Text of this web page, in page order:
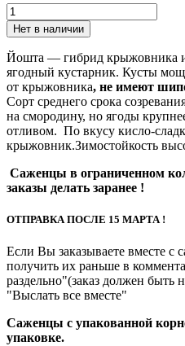
Нет в наличии
Йошта — гибрид крыжовника
ягодный кустарник. Кусты
от крыжовника, не имеют
Сорт среднего срока
на смородину, но ягоды
отливом. По вкусу кисло-
крыжовник.Зимостойкость
Саженцы в ограниченном
заказы делать заранее !
ОТПРАВКА ПОСЛЕ 15 МАРТА !
Если Вы заказываете вместе с
получить их раньше в
раздельно"(заказ должен быть
"Выслать все вместе"
Саженцы с упакованной
упаковке.